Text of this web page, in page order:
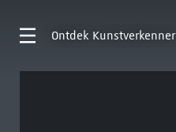
Ontdek Kunstverkenner